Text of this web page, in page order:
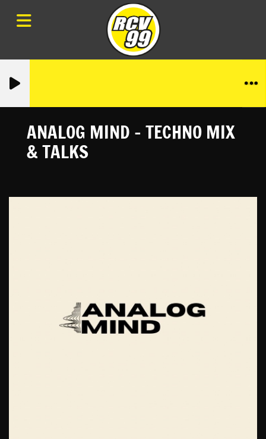
ANALOG MIND - TECHNO MIX
& TALKS